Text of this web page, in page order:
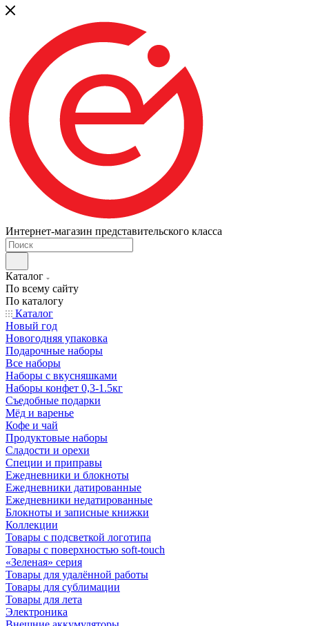
Интернет-магазин представительского класса
Каталог
По всему сайту
По каталогу
Каталог
Новый год
Новогодняя упаковка
Подарочные наборы
Все наборы
Наборы с вкусняшками
Наборы конфет 0,3-1.5кг
Съедобные подарки
Мёд и варенье
Кофе и чай
Продуктовые наборы
Сладости и орехи
Специи и приправы
Ежедневники и блокноты
Ежедневники датированные
Ежедневники недатированные
Блокноты и записные книжки
Коллекции
Товары с подсветкой логотипа
Товары с поверхностью soft-touch
«Зеленая» серия
Товары для удалённой работы
Товары для сублимации
Товары для лета
Электроника